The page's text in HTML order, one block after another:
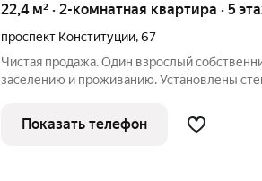
22,4 м² · 2-комнатная квартира · 5
проспект Конституции,67
Чистая продажа. Один взрослый
заселению и проживанию. Установлены
Показать телефон